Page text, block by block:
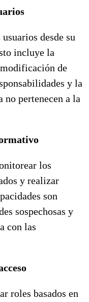
desde su
incluye la
de
y la
no pertenecen a la
los
y realizar
son
sospechosas y
con las
roles basados en